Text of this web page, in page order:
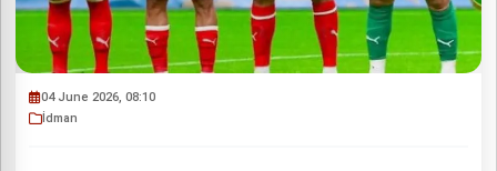
04 June 2026, 08:10
İdman